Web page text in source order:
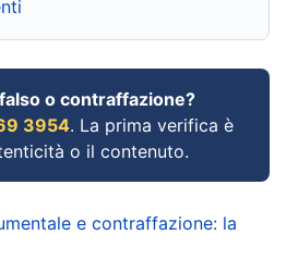
o contraffazione?
3954. La prima verifica è
o il contenuto.
e contraffazione: la